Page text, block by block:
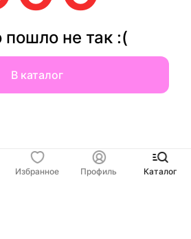
пошло не так :(
В каталог
Избранное Профиль Каталог